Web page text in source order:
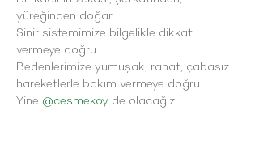
yüreğinden doğar..
Sinir sistemimize bilgelikle dikkat
vermeye doğru..
Bedenlerimize yumuşak, rahat, çabasız
hareketlerle bakım vermeye doğru..
Yine @cesmekoy de olacağız..